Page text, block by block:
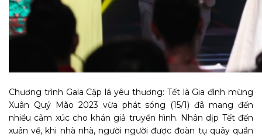
Chương trình Gala Cặp lá yêu thương: Tết là Gia đình mừng
Xuân Quý Mão 2023 vừa phát sóng (15/1) đã mang đến
nhiều cảm xúc cho khán giả truyền hình. Nhân dịp Tết đến
xuân về, khi nhà nhà, người người được đoàn tụ quây quần